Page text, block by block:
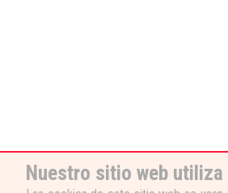
Nuestro sitio web